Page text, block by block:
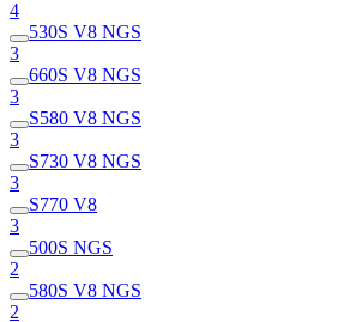
4
530S V8 NGS
3
660S V8 NGS
3
S580 V8 NGS
3
S730 V8 NGS
3
S770 V8
3
500S NGS
2
580S V8 NGS
2